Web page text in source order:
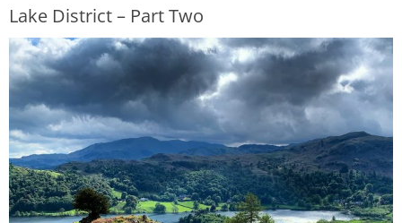
Lake District – Part Two